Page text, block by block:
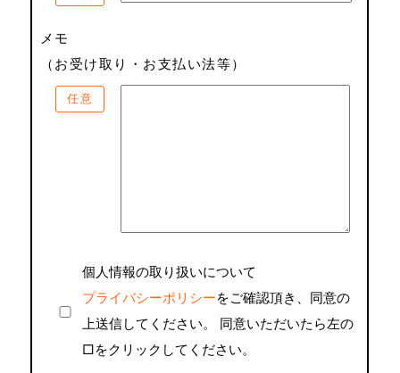
メモ
（お受け取り・お支払い法等）
任意
個人情報の取り扱いについて
プライバシーポリシーをご確認頂き、同意の
上送信してください。 同意いただいたら左の
□をクリックしてください。